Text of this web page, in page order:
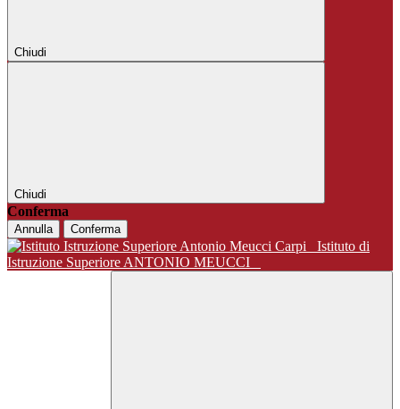
Chiudi
Chiudi
Conferma
Annulla Conferma
Istituto di
Istruzione Superiore ANTONIO MEUCCI